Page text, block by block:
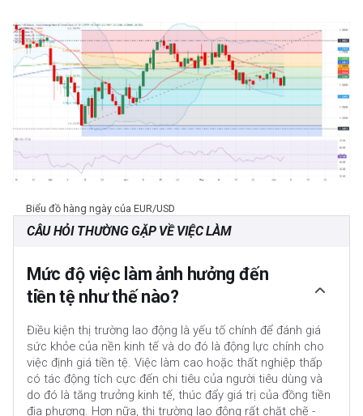
Biểu đồ hàng ngày của EUR/USD
CÂU HỎI THƯỜNG GẶP VỀ VIỆC LÀM
Mức độ việc làm ảnh hưởng đến
tiền tệ như thế nào?
Điều kiện thị trường lao động là yếu tố chính để đánh giá
sức khỏe của nền kinh tế và do đó là động lực chính cho
việc định giá tiền tệ. Việc làm cao hoặc thất nghiệp thấp
có tác động tích cực đến chi tiêu của người tiêu dùng và
do đó là tăng trưởng kinh tế, thúc đẩy giá trị của đồng tiền
địa phương. Hơn nữa, thị trường lao động rất chặt chẽ -